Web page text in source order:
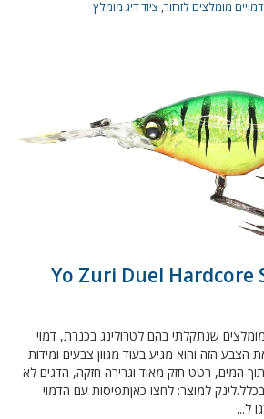
דמויים מומלצים לזרזור, ציוד דיג מומלץ
Yo Zuri Duel Hardcore
שנתקלתי בהם לטרולינג בכנרת, דמוי
הצבע הזה והוא מגיע בעוד מגוון צבעים ומידות
המים, רטט חזק מאוד וגרירה חזקה, הדגים לא
למוצר: לחצו כאןתפיסות עם הדמוי
ל...